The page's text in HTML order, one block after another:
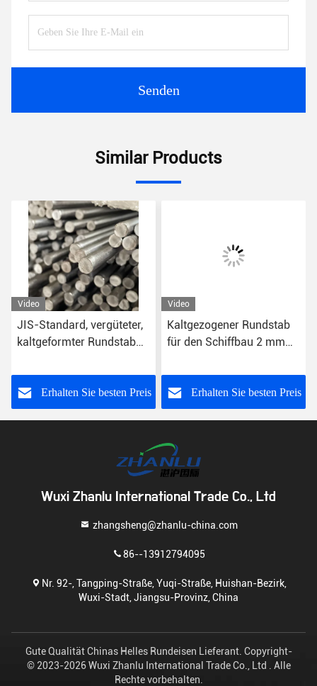
Senden
Similar Products
Video
JIS-Standard, vergüteter,
kaltgeformter Rundstab
Erhalten Sie besten Preis
Video
Kaltgezogener Rundstab
für den Schiffbau 2 mm
Erhalten Sie besten Preis
Wuxi Zhanlu International Trade Co., Ltd
zhangsheng@zhanlu-china.com
86--13912794095
Nr. 92-, Tangping-Straße, Yuqi-Straße, Huishan-Bezirk,
Wuxi-Stadt, Jiangsu-Provinz, China
Gute Qualität Chinas Helles Rundeisen Lieferant. Copyright-
© 2023-2026 Wuxi Zhanlu International Trade Co., Ltd . Alle
Rechte vorbehalten.